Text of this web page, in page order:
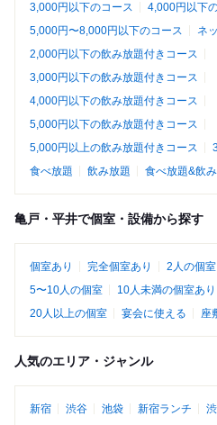
3,000円以下のコース
4,000円以下
5,000円〜8,000円以下のコース
ネ
2,000円以下の飲み放題付きコース
3,000円以下の飲み放題付きコース
4,000円以下の飲み放題付きコース
5,000円以下の飲み放題付きコース
5,000円以上の飲み放題付きコース
食べ放題
飲み放題 食べ放題&飲
亀戸・平井で個室・設備から探す
個室あり 完全個室あり 2人の個室
5〜10人の個室
10人未満の個室あり
20人以上の個室
宴会に使える 座
人気のエリア・ジャンル
新宿 渋谷 池袋 新宿ランチ